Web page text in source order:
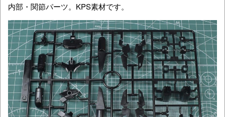
内部・関節パーツ。KPS素材です。